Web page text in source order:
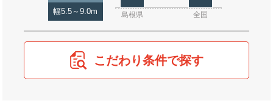
幅5.5～9.0m 島根県 全国
こだわり条件で探す